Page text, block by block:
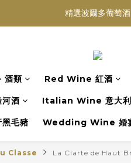
任何酒類 六支 或買滿 $1200 (不
Wedding Wine 婚宴酒
任何酒類 六支 或買滿 $1200 (不
類 Red Wine 紅酒
酒 Italian Wine 意大
毛豬 Wedding Wine 婚
Classe La Clarte de Haut